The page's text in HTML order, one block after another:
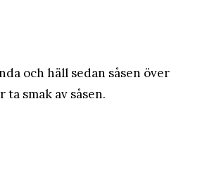
och häll sedan såsen över
smak av såsen.